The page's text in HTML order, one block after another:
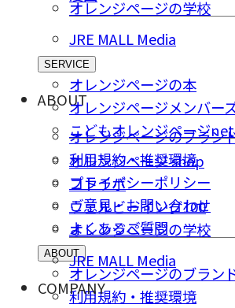
オレンジページの学校
JRE MALL Media
SERVICE
オレンジページの本
オレンジページメンバー
こどもオレンジページnet
オレンジページ shop
コトラボ
ウェルビーイング100
オレンジページの学校
JRE MALL Media
ABOUT
オレンジページのブラン
利用規約・推奨環境
プライバシーポリシー
ご意⾒・お問い合わせ
よくあるご質問
ABOUT
オレンジページのブラン
利用規約・推奨環境
COMPANY